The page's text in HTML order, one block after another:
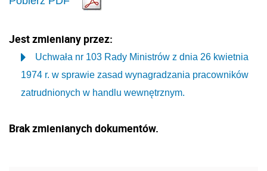
Jest zmieniany przez:
Uchwała nr 103 Rady Ministrów z dnia 26 kwietnia
1974 r. w sprawie zasad wynagradzania pracowników
zatrudnionych w handlu wewnętrznym.
Brak zmienianych dokumentów.